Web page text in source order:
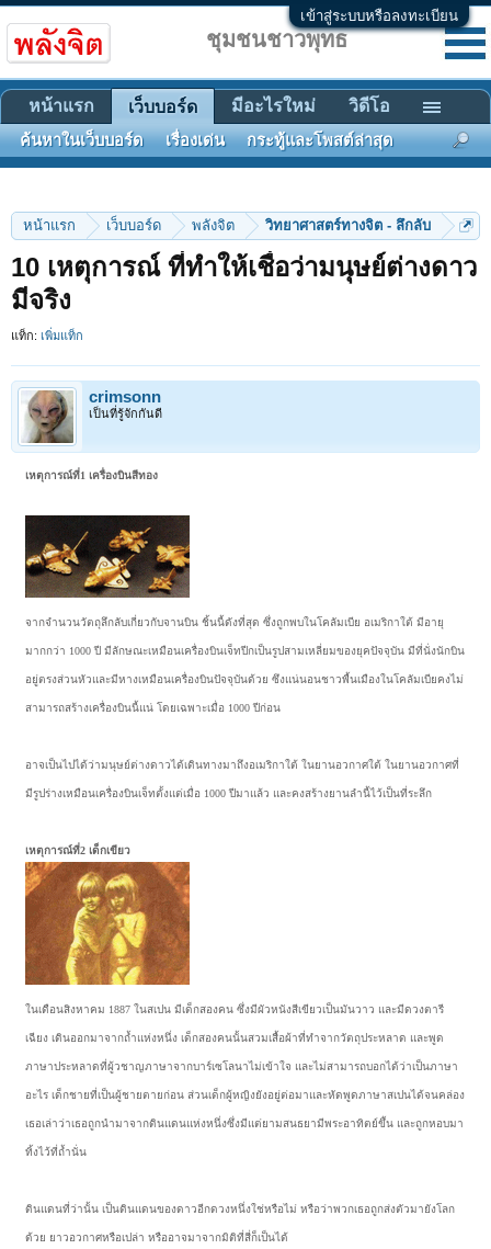
เข้าสู่ระบบหรือลงทะเบียน
หน้าแรก เว็บบอร์ด พลังจิต วิทยาศาสตร์ทางจิต - ลึกลับ
10 เหตุการณ์ ที่ทำให้เชื่อว่ามนุษย์ต่างดาว
มีจริง
แท็ก: เพิ่มแท็ก
crimsonn
เป็นที่รู้จักกันดี
เหตุการณ์ที่1 เครื่องบินสีทอง
จากจำนวนวัตถุลึกลับเกี่ยวกับจานบิน ชิ้นนี้ดังที่สุด ซึ่งถูกพบในโคลัมเบีย อเมริกาใต้ มีอายุ
มากกว่า 1000 ปี มีลักษณะเหมือนเครื่องบินเจ็ทปีกเป็นรูปสามเหลี่ยมของยุคปัจจุบัน มีที่นั่งนักบิน
อยู่ตรงส่วนหัวและมีหางเหมือนเครื่องบินปัจจุบันด้วย ซึงแน่นอนชาวพื้นเมืองในโคลัมเบียคงไม่
สามารถสร้างเครื่องบินนี้แน่ โดยเฉพาะเมื่อ 1000 ปีก่อน
อาจเป็นไปได้ว่ามนุษย์ต่างดาวได้เดินทางมาถึงอเมริกาใต้ ในยานอวกาศใต้ ในยานอวกาศที่
มีรูปร่างเหมือนเครื่องบินเจ็ทตั้งแต่เมื่อ 1000 ปีมาแล้ว และคงสร้างยานลำนี้ไว้เป็นที่ระลึก
เหตุการณ์ที่2 เด็กเขียว
ในเดือนสิงหาคม 1887 ในสเปน มีเด็กสองคน ซึ่งมีผัวหนังสีเขียวเป็นมันวาว และมีดวงตารี
เฉียง เดินออกมาจากถ้ำแห่งหนึ่ง เด็กสองคนนั้นสวมเสื้อผ้าที่ทำจากวัตถุประหลาด และพูด
ภาษาประหลาดที่ผู้วชาญภาษาจากบาร์เซโลนาไม่เข้าใจ และไม่สามารถบอกได้ว่าเป็นภาษา
อะไร เด็กชายที่เป็นผู้ชายตายก่อน ส่วนเด็กผู้หญิงยังอยู่ต่อมาและหัดพูดภาษาสเปนได้จนคล่อง
เธอเล่าว่าเธอถูกนำมาจากดินแดนแห่งหนึ่งซึ่งมีแต่ยามสนธยามีพระอาทิตย์ขึ้น และถูกหอบมา
ทิ้งไว้ที่ถ้ำนั่น
ดินแดนที่ว่านั้น เป็นดินแดนของดาวอีกดวงหนึ่งใช่หรือไม่ หรือว่าพวกเธอถูกส่งตัวมายังโลก
ด้วย ยาวอวกาศหรือเปล่า หรืออาจมาจากมิติที่สี่ก็เป็นได้
ชุมชนชาวพุทธ
หน้าแรก เว็บบอร์ด
ค้นหาในเว็บบอร์ด เรื่องเด่น กระทู้และโพสต์ล่าสุด
มีอะไรใหม่ วิดีโอ